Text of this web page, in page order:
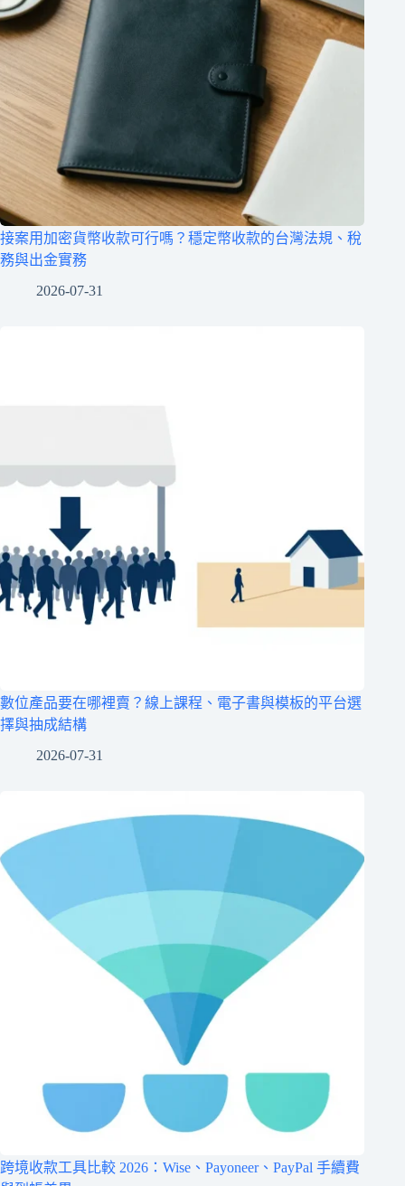
接案用加密貨幣收款可行嗎？穩定幣收款的台灣法規、稅
務與出金實務
2026-07-31
數位產品要在哪裡賣？線上課程、電子書與模板的平台選
擇與抽成結構
2026-07-31
跨境收款工具比較 2026：Wise、Payoneer、PayPal 手續費